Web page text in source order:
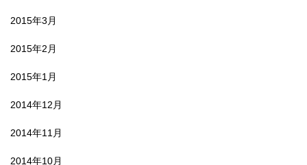
2015年3月
2015年2月
2015年1月
2014年12月
2014年11月
2014年10月